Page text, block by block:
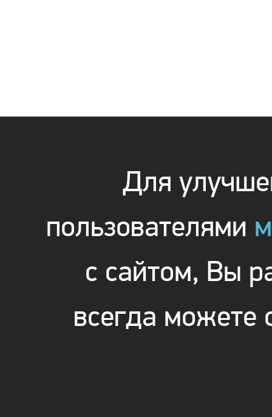
Для
пользователями
с сайтом, Вы
всегда можете